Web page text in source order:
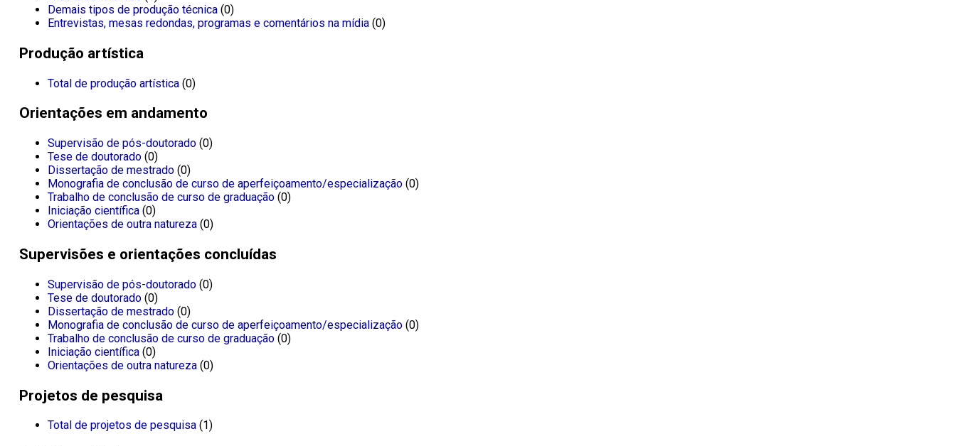
Demais tipos de produção técnica(0)
Entrevistas, mesas redondas, programas e comentários na mídia(0)
Produção artística
Total de produção artística(0)
Orientações em andamento
Supervisão de pós-doutorado(0)
Tese de doutorado(0)
Dissertação de mestrado(0)
Monografia de conclusão de curso de aperfeiçoamento/especialização(0)
Trabalho de conclusão de curso de graduação(0)
Iniciação científica(0)
Orientações de outra natureza(0)
Supervisões e orientações concluídas
Supervisão de pós-doutorado(0)
Tese de doutorado(0)
Dissertação de mestrado(0)
Monografia de conclusão de curso de aperfeiçoamento/especialização(0)
Trabalho de conclusão de curso de graduação(0)
Iniciação científica(0)
Orientações de outra natureza(0)
Projetos de pesquisa
Total de projetos de pesquisa(1)